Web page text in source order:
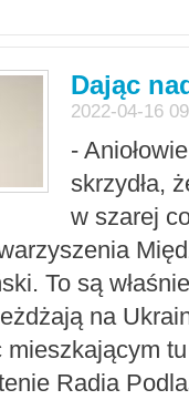
Dając
2022-04-16
-
skrzydła,
w szarej
To są
na
Radia